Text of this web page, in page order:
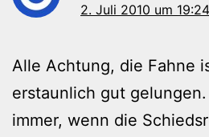
2. Juli 2010 um
Alle Achtung, die Fahne
erstaunlich gut
immer, wenn die